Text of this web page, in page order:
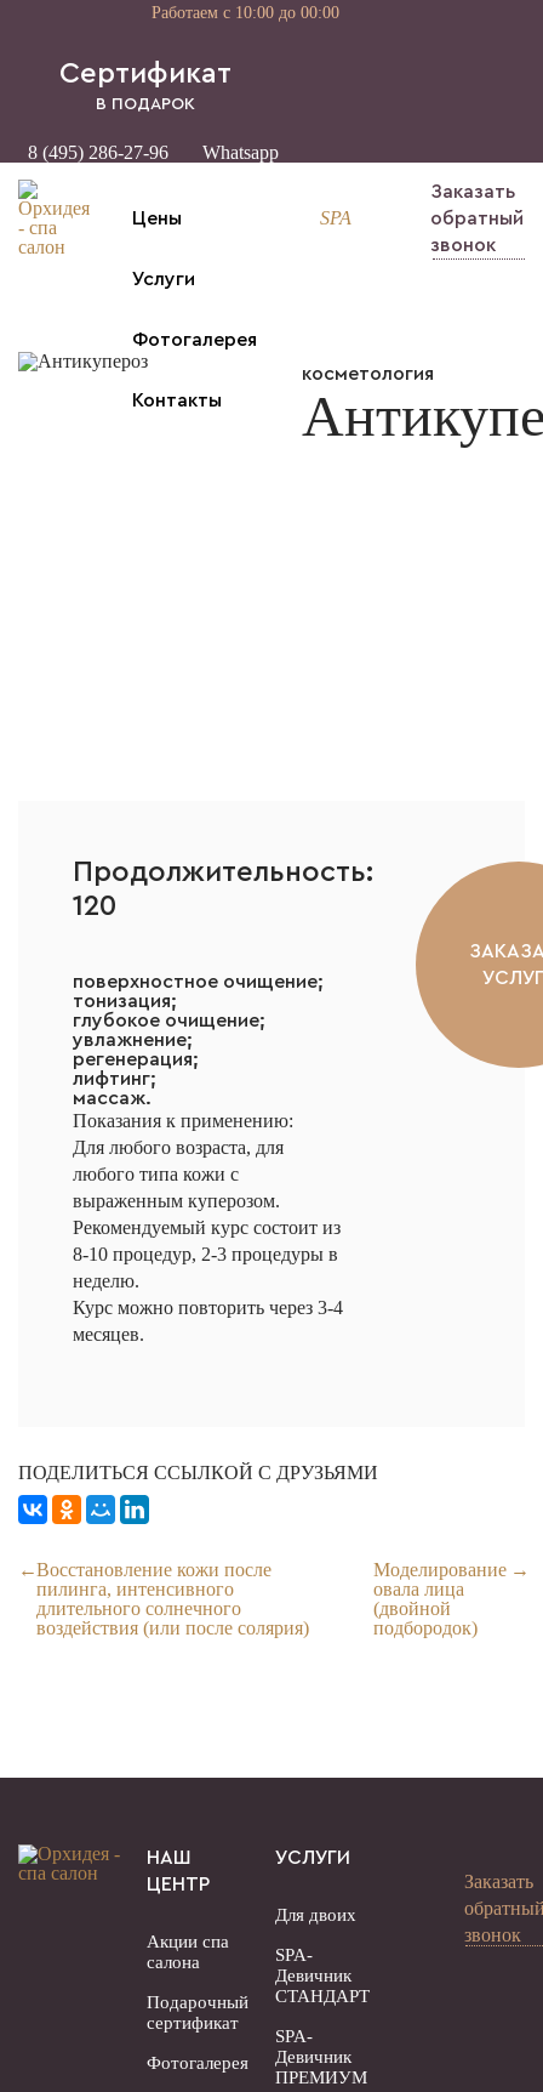
Работаем с 10:00 до 00:00
Cертификат
В ПОДАРОК
8 (495) 286-27-96 Whatsapp
Цены
Услуги
Фотогалерея
Контакты
SPA
Заказать
обратный
звонок
косметология
Продолжительность:
120
поверхностное очищение;
тонизация;
глубокое очищение;
увлажнение;
регенерация;
лифтинг;
массаж.
Показания к применению:
Для любого возраста, для
любого типа кожи с
выраженным куперозом.
Рекомендуемый курс состоит из
8-10 процедур, 2-3 процедуры в
неделю.
Курс можно повторить через 3-4
месяцев.
ПОДЕЛИТЬСЯ ССЫЛКОЙ С ДРУЗЬЯМИ
Восстановление кожи после
пилинга, интенсивного
длительного солнечного
воздействия (или после солярия)
Моделирование
овала лица
(двойной
подбородок)
НАШ
ЦЕНТР
Акции спа
салона
Подарочный
сертификат
Фотогалерея
УСЛУГИ
Для двоих
SPA-
Девичник
СТАНДАРТ
SPA-
Девичник
ПРЕМИУМ
Заказать
звонок